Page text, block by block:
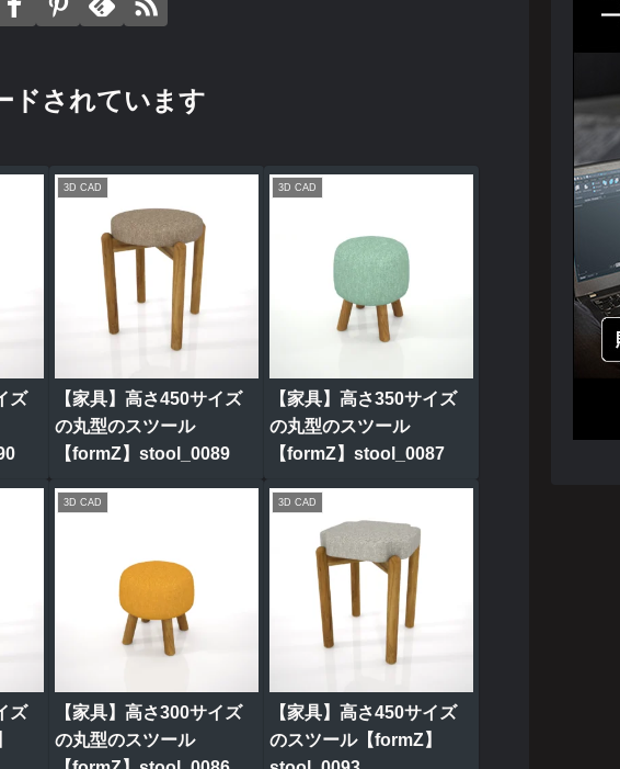
ドされています
ズ
3D CAD
【家具】高さ450サイズ
の丸型のスツール
【formZ】stool_0089
3D CAD
【家具】高さ350サイズ
の丸型のスツール
【formZ】stool_0087
ズ
3D CAD
【家具】高さ300サイズ
の丸型のスツール
3D CAD
【家具】高さ450サイズ
のスツール【formZ】